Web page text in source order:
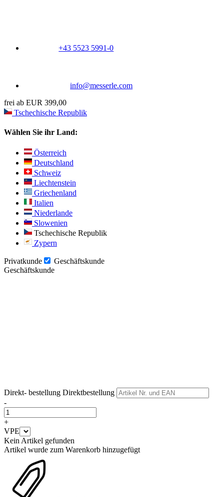
+43 5523 5991-0
info@messerle.com
frei ab EUR 399,00
Tschechische Republik
Wählen Sie ihr Land:
Österreich
Deutschland
Schweiz
Liechtenstein
Griechenland
Italien
Niederlande
Slowenien
Tschechische Republik
Zypern
Privatkunde
Geschäftskunde
Geschäftskunde
Direkt- bestellung Direktbestellung
-
+
VPE
Kein Artikel gefunden
Artikel wurde zum Warenkorb hinzugefügt